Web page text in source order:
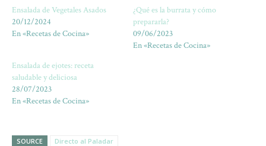
Ensalada de Vegetales Asados
20/12/2024
En «Recetas de Cocina»
¿Qué es la burrata y cómo
prepararla?
09/06/2023
En «Recetas de Cocina»
Ensalada de ejotes: receta
saludable y deliciosa
28/07/2023
En «Recetas de Cocina»
SOURCE Directo al Paladar